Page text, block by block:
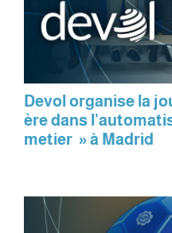
Devol organise la
ère dans
metier » à Madrid